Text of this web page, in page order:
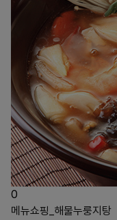
0
메뉴쇼핑_해물누룽지탕